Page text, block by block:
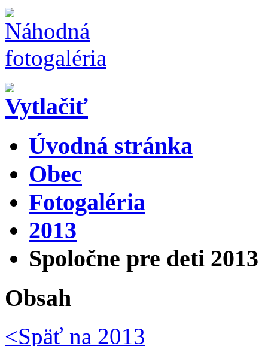
Úvodná stránka
Obec
Fotogaléria
2013
Spoločne pre deti 2013
Obsah
<Späť na 2013